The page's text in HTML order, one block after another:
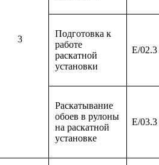
3
Подготовка к
работе
раскатной
установки
E/02.3
Раскатывание
обоев в рулоны
на раскатной
установке
E/03.3